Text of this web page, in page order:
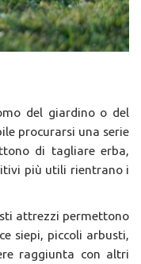
del giardino o del
procurarsi una serie
di tagliare erba,
più utili rientrano i
attrezzi permettono
siepi, piccoli arbusti,
raggiunta con altri